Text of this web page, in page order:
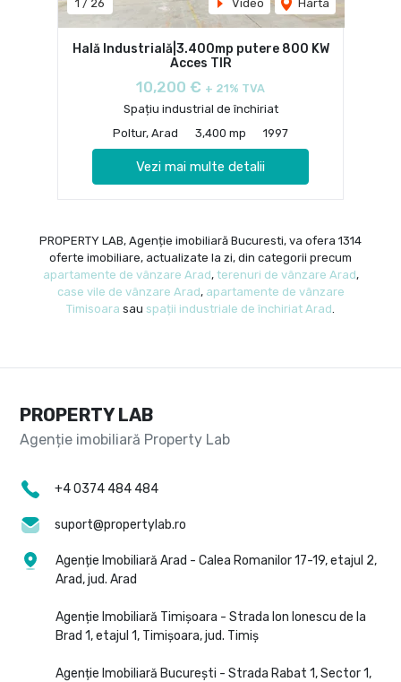
1 / 26 Video Harta
Hală Industrială|3.400mp putere 800 KW
Acces TIR
10,200 € + 21% TVA
Spațiu industrial de închiriat
Poltur, Arad
3,400 mp 1997
Vezi mai multe detalii
PROPERTY LAB, Agenție imobiliară Bucuresti, va ofera 1314
oferte imobiliare, actualizate la zi, din categorii precum
apartamente de vânzare Arad, terenuri de vânzare Arad,
case vile de vânzare Arad, apartamente de vânzare
Timisoara sau spații industriale de închiriat Arad
PROPERTY LAB
+4 0374 484 484
suport@propertylab.ro
Agenție Imobiliară Arad - Calea Romanilor 17-19, etajul 2,
Arad, jud. Arad
Agenție Imobiliară Timișoara - Strada Ion Ionescu de la
Brad 1, etajul 1, Timișoara, jud. Timiș
Agenție Imobiliară București - Strada Rabat 1, Sector 1,